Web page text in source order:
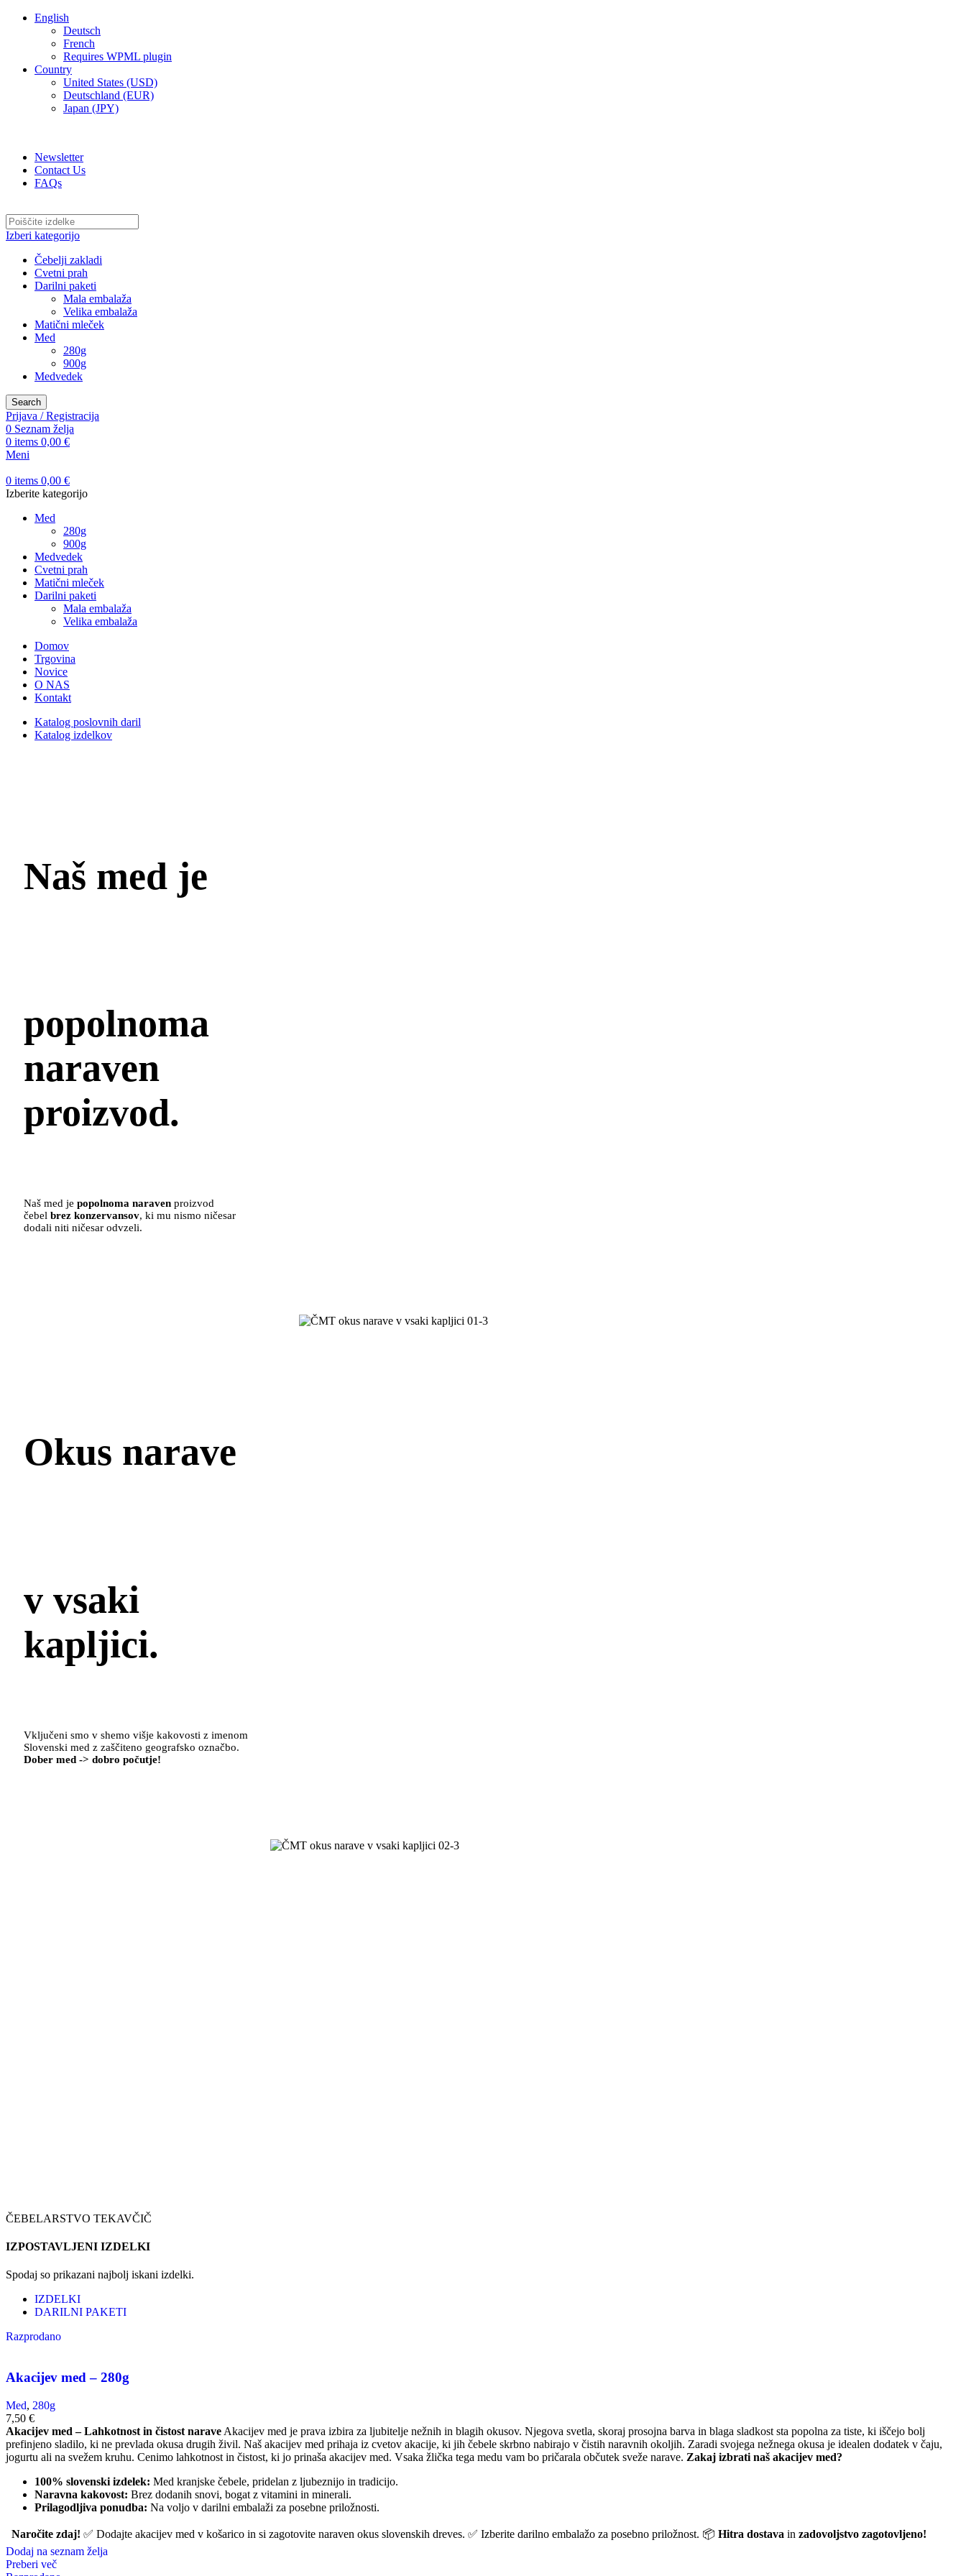
English
Deutsch
French
Requires WPML plugin
Country
United States (USD)
Deutschland (EUR)
Japan (JPY)
Newsletter
Contact Us
FAQs
Izberi kategorijo
Čebelji zakladi
Cvetni prah
Darilni paketi
Mala embalaža
Velika embalaža
Matični mleček
Med
280g
900g
Medvedek
Search
Prijava / Registracija
0 Seznam želja
0 items 0,00 €
Meni
0 items 0,00 €
Izberite kategorijo
Med
280g
900g
Medvedek
Cvetni prah
Matični mleček
Darilni paketi
Mala embalaža
Velika embalaža
Domov
Trgovina
Novice
O NAS
Kontakt
Katalog poslovnih daril
Katalog izdelkov
Naš med je
popolnoma
naraven
proizvod.
Naš med je popolnoma naraven proizvod
čebel brez konzervansov, ki mu nismo ničesar
dodali niti ničesar odvzeli.
Okus narave
v vsaki
kapljici.
Vključeni smo v shemo višje kakovosti z imenom
Slovenski med z zaščiteno geografsko označbo.
Dober med -> dobro počutje!
ČEBELARSTVO TEKAVČIČ
IZPOSTAVLJENI IZDELKI
Spodaj so prikazani najbolj iskani izdelki.
IZDELKI
DARILNI PAKETI
Razprodano
Akacijev med – 280g
Med, 280g
7,50 €
Akacijev med – Lahkotnost in čistost narave Akacijev med je prava izbira za ljubitelje nežnih in blagih okusov. Njegova svetla, skoraj prosojna barva in blaga sladkost sta popolna za tiste, ki iščejo bolj
prefinjeno sladilo, ki ne prevlada okusa drugih živil. Naš akacijev med prihaja iz cvetov akacije, ki jih čebele skrbno nabirajo v čistih naravnih okoljih. Zaradi svojega nežnega okusa je idealen dodatek v čaju,
jogurtu ali na svežem kruhu. Cenimo lahkotnost in čistost, ki jo prinaša akacijev med. Vsaka žlička tega medu vam bo pričarala občutek sveže narave. Zakaj izbrati naš akacijev med?
100% slovenski izdelek: Med kranjske čebele, pridelan z ljubeznijo in tradicijo.
Naravna kakovost: Brez dodanih snovi, bogat z vitamini in minerali.
Prilagodljiva ponudba: Na voljo v darilni embalaži za posebne priložnosti.
Naročite zdaj! ✅ Dodajte akacijev med v košarico in si zagotovite naraven okus slovenskih dreves. ✅ Izberite darilno embalažo za posebno priložnost. 📦 Hitra dostava in zadovoljstvo zagotovljeno!
Dodaj na seznam želja
Preberi več